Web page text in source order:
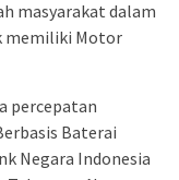
masyarakat dalam
memiliki Motor
percepatan
Baterai
Negara Indonesia